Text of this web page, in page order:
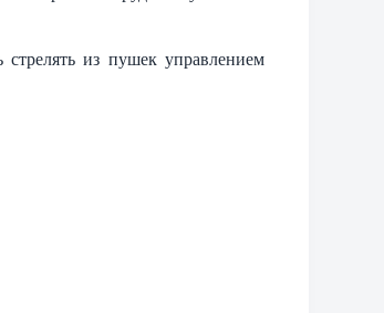
из пушек управлением